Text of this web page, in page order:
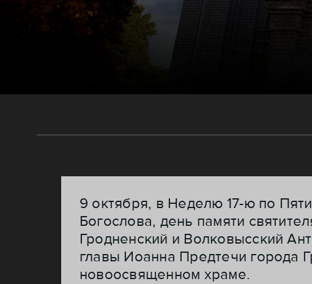
9 октября, в Неделю 17-ю по
Богослова, день памяти
Гродненский и Волковысский
главы Иоанна Предтечи города
новоосвященном храме.